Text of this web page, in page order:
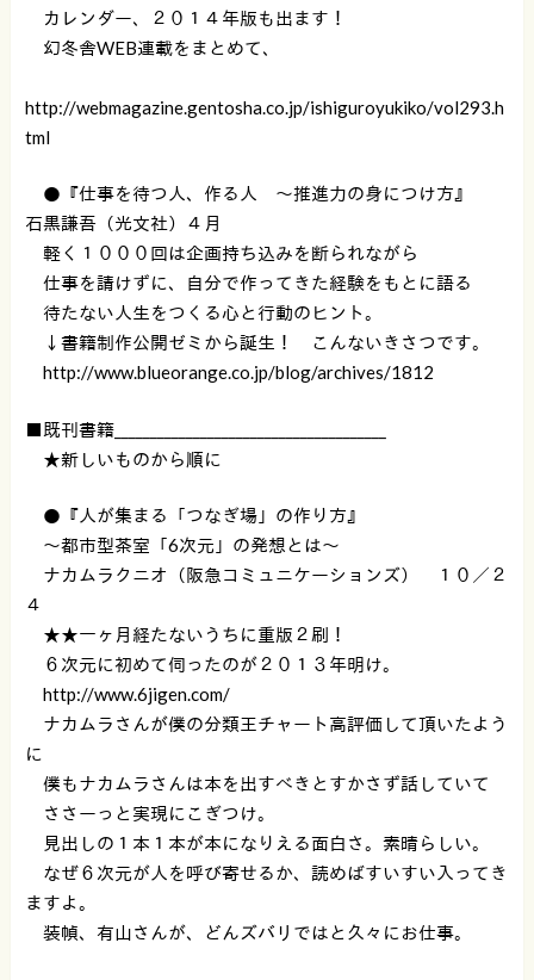
カレンダー、２０１４年版も出ます！
幻冬舎WEB連載をまとめて、
http://webmagazine.gentosha.co.jp/ishiguroyukiko/vol293.h
tml
●『仕事を待つ人、作る人 〜推進力の身につけ方』
石黒謙吾（光文社）４月
軽く１０００回は企画持ち込みを断られながら
仕事を請けずに、自分で作ってきた経験をもとに語る
待たない人生をつくる心と行動のヒント。
↓書籍制作公開ゼミから誕生！ こんないきさつです。
http://www.blueorange.co.jp/blog/archives/1812
■既刊書籍______________________________________
★新しいものから順に
●『人が集まる「つなぎ場」の作り方』
〜都市型茶室「6次元」の発想とは〜
ナカムラクニオ（阪急コミュニケーションズ） １０／２
４
★★一ヶ月経たないうちに重版２刷！
６次元に初めて伺ったのが２０１３年明け。
http://www.6jigen.com/
ナカムラさんが僕の分類王チャート高評価して頂いたよう
に
僕もナカムラさんは本を出すべきとすかさず話していて
ささーっと実現にこぎつけ。
見出しの１本１本が本になりえる面白さ。素晴らしい。
なぜ６次元が人を呼び寄せるか、読めばすいすい入ってき
ますよ。
装幀、有山さんが、どんズバリではと久々にお仕事。